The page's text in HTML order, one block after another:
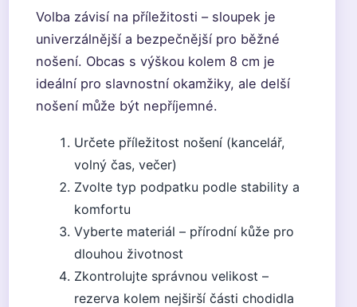
Volba závisí na příležitosti – sloupek je
univerzálnější a bezpečnější pro běžné
nošení. Obcas s výškou kolem 8 cm je
ideální pro slavnostní okamžiky, ale delší
nošení může být nepříjemné.
Určete příležitost nošení (kancelář,
volný čas, večer)
Zvolte typ podpatku podle stability a
komfortu
Vyberte materiál – přírodní kůže pro
dlouhou životnost
Zkontrolujte správnou velikost –
rezerva kolem nejširší části chodidla